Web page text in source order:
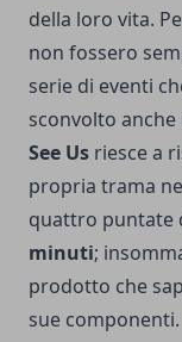
della loro vita.
non fossero
serie di eventi
sconvolto
See Us riesce a
propria trama
quattro puntate
minuti;
prodotto che
sue componenti.